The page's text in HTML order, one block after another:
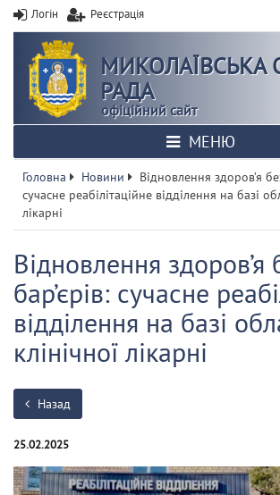
Логін Реєстрація
МИКОЛАЇВСЬКА
РАДА
офіційний сайт
МЕНЮ
Головна Новини
Відновлення здоров’я
сучасне реабілітаційне відділення на базі
лікарні
Відновлення здоров’я
бар’єрів: сучасне
відділення на базі
клінічної лікарні
Назад
25.02.2025